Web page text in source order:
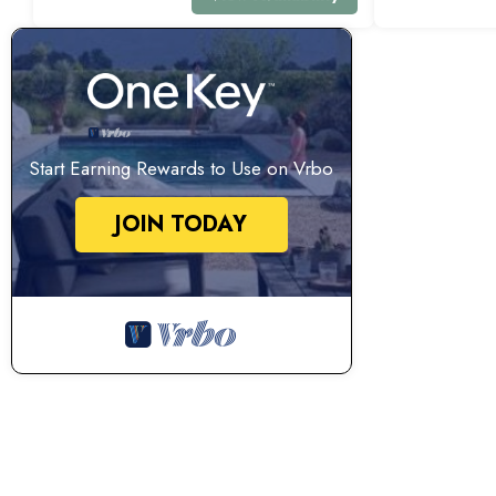
Start Earning Rewards to Use on Vrbo
JOIN TODAY